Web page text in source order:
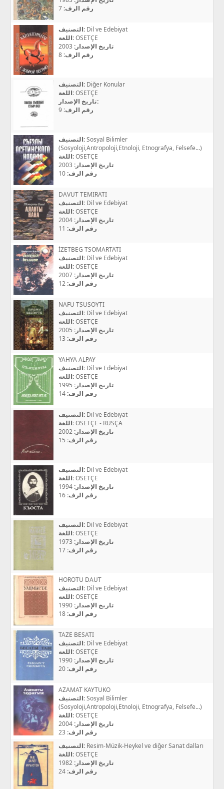
رقم الرف:
التصنيف: Dil ve Edebiyat
اللغة:OSETÇE
تاريخ الإصدار:
رقم الرف:
التصنيف: Diğer Konular
اللغة:OSETÇE
تاريخ الإصدار:
رقم الرف:
التصنيف:Sosyal Bilimler
(Sosyoloji,Antropoloji,Etnoloji, Etnografya, Felsefe...)
اللغة:OSETÇE
تاريخ الإصدار:
رقم الرف:
DAVUT TEMIRATI
التصنيف: Dil ve Edebiyat
اللغة:OSETÇE
تاريخ الإصدار:
رقم الرف:
İZETBEG TSOMARTATI
التصنيف: Dil ve Edebiyat
اللغة:OSETÇE
تاريخ الإصدار:
رقم الرف:
NAFU TSUSOYTI
التصنيف: Dil ve Edebiyat
اللغة:OSETÇE
تاريخ الإصدار:
رقم الرف:
YAHYA ALPAY
التصنيف: Dil ve Edebiyat
اللغة:OSETÇE
تاريخ الإصدار:
رقم الرف:
التصنيف: Dil ve Edebiyat
اللغة:OSETÇE - RUSÇA
تاريخ الإصدار:
رقم الرف:
التصنيف: Dil ve Edebiyat
اللغة:OSETÇE
تاريخ الإصدار:
رقم الرف:
التصنيف: Dil ve Edebiyat
اللغة:OSETÇE
تاريخ الإصدار:
رقم الرف:
HOROTU DAUT
التصنيف: Dil ve Edebiyat
اللغة:OSETÇE
تاريخ الإصدار:
رقم الرف:
TAZE BESATI
التصنيف: Dil ve Edebiyat
اللغة:OSETÇE
تاريخ الإصدار:
رقم الرف:
AZAMAT KAYTUKO
التصنيف:Sosyal Bilimler
(Sosyoloji,Antropoloji,Etnoloji, Etnografya, Felsefe...)
اللغة:OSETÇE
تاريخ الإصدار:
رقم الرف:
التصنيف: Resim-Müzik-Heykel ve diğer Sanat dalları
اللغة:OSETÇE
تاريخ الإصدار:
رقم الرف: